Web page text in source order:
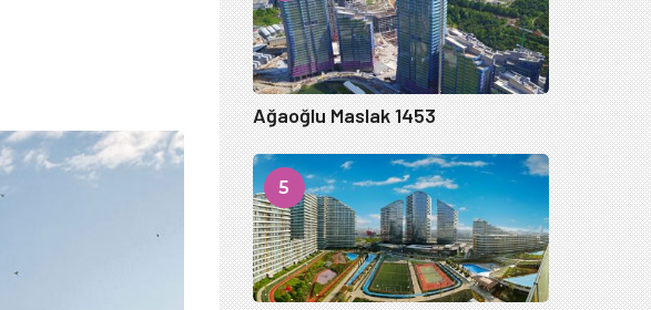
Ağaoğlu Maslak 1453
5